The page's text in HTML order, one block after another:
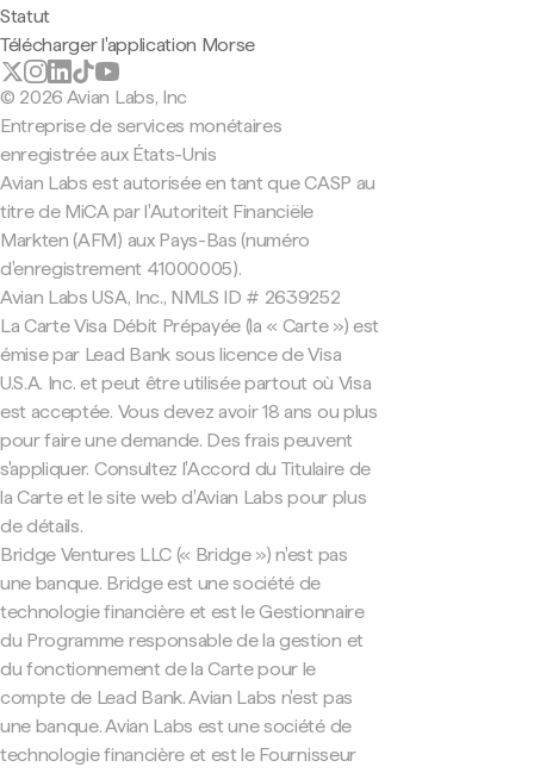
Statut
Télécharger l'application Morse
© 2026 Avian Labs, Inc
Entreprise de services monétaires
enregistrée aux États-Unis
Avian Labs est autorisée en tant que CASP au
titre de MiCA par l'Autoriteit Financiële
Markten (AFM) aux Pays-Bas (numéro
d'enregistrement 41000005).
Avian Labs USA, Inc., NMLS ID # 2639252
La Carte Visa Débit Prépayée (la « Carte ») est
émise par Lead Bank sous licence de Visa
U.S.A. Inc. et peut être utilisée partout où Visa
est acceptée. Vous devez avoir 18 ans ou plus
pour faire une demande. Des frais peuvent
s'appliquer. Consultez l'Accord du Titulaire de
la Carte et le site web d'Avian Labs pour plus
de détails.
Bridge Ventures LLC (« Bridge ») n'est pas
une banque. Bridge est une société de
technologie financière et est le Gestionnaire
du Programme responsable de la gestion et
du fonctionnement de la Carte pour le
compte de Lead Bank. Avian Labs n'est pas
une banque. Avian Labs est une société de
technologie financière et est le Fournisseur